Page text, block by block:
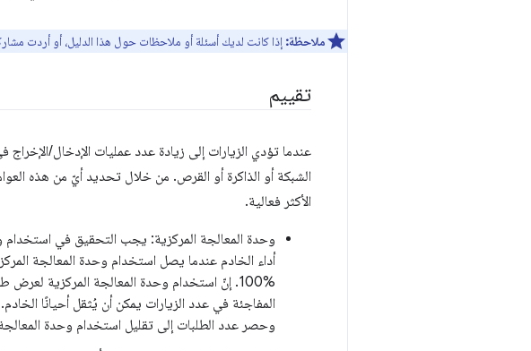
ملاحظة: إذا كانت لديك أسئلة أو ملاحظات حول هذا الدليل، أو أردت
تقييم
عندما تؤدي الزيارات إلى زيادة عدد عمليات الإدخال/الإخراج
الشبكة أو الذاكرة أو القرص. من خلال تحديد أيّ من هذه
الأكثر فعالية.
%100. إنّ استخدام وحدة المعالجة المركزية
المفاجئة في عدد الزيارات يمكن أن يُثقل أحيانًا
وحصر عدد الطلبات إلى تقليل استخدام وحدة